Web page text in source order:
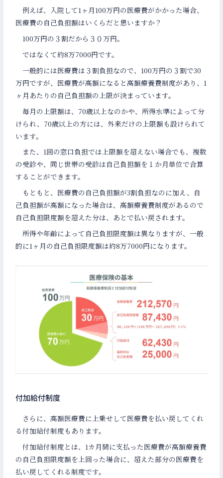
例えば、入院して1ヶ月100万円の医療費がかかった場合、
医療費の自己負担額はいくらだと思いますか？
100万円の３割だから３０万円。
ではなくて約8万7000円です。
一般的には医療費は３割負担なので、100万円の３割で30
万円ですが、医療費が高額になると高額療養費制度があり、1
ヶ月あたりの自己負担額の上限が決まっています。
毎月の上限額は、70歳以上なのかや、所得水準によって分
けられ、70歳以上の方には、外来だけの上限額も設けられて
います。
また、1回の窓口負担では上限額を超えない場合でも、複数
の受診や、同じ世帯の受診は自己負担額を１か月単位で合算
することができます。
もともと、医療費の自己負担額が3割負担なのに加え、自
己負担額が高額になった場合は、高額療養費制度があるので
自己負担限度額を超えた分は、あとで払い戻されます。
所得や年齢によって自己負担限度額は異なりますが、一般
的に1ヶ月の自己負担限度額は約8万7000円になります。
付加給付制度
さらに、高額医療費に上乗せして医療費を払い戻してくれ
る付加給付制度もあります。
付加給付制度とは、1カ月間に支払った医療費が高額療養費
の自己負担限度額を上回った場合に、超えた部分の医療費を
払い戻してくれる制度です。